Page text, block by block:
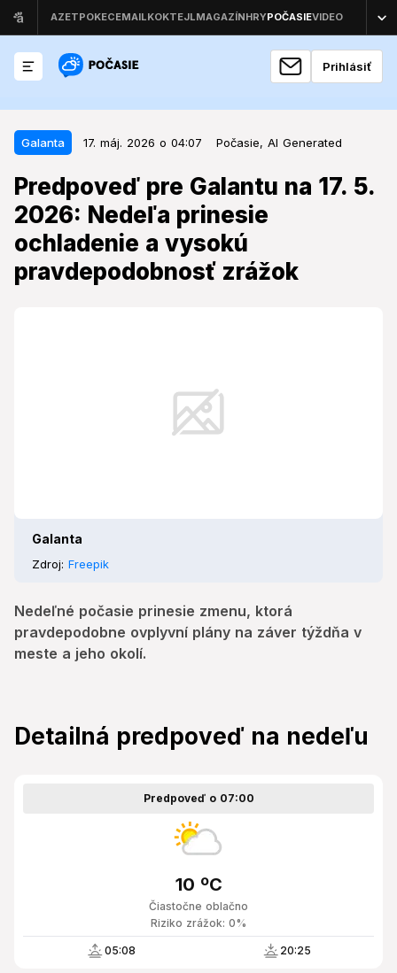
Prihlásiť
Galanta 17. máj. 2026 o 04:07 Počasie, AI Generated
Predpoveď pre Galantu na 17. 5.
2026: Nedeľa prinesie
ochladenie a vysokú
pravdepodobnosť zrážok
Galanta
Zdroj: Freepik
Nedeľné počasie prinesie zmenu, ktorá
pravdepodobne ovplyvní plány na záver týždňa v
meste a jeho okolí.
Galanta 17. máj. 2026 o 04:07
Predpoveď pre Galantu na 17. 5.
2026: Nedeľa prinesie ochladenie
a vysokú pravdepodobnosť
zrážok
Detailná predpoveď na nedeľu
Predpoveď o 07:00
Čiastočne oblačno
10 ºC
Riziko zrážok: 0%
05:08 20:25